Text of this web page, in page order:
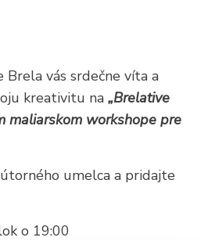
Call us
Brela vás srdečne víta a
kreativitu na„Brelative
maliarskom workshope pre
umelca a pridajte
o 19:00